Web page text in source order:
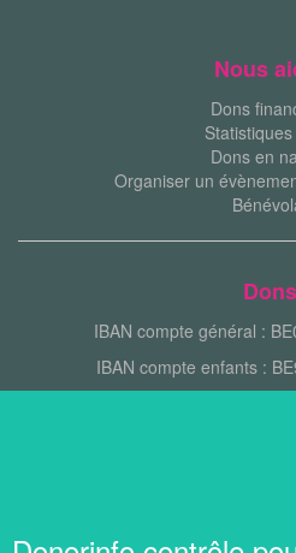
Nous
Dons
Dons en
Organiser un
Dons
IBAN compte général :
IBAN compte enfants :